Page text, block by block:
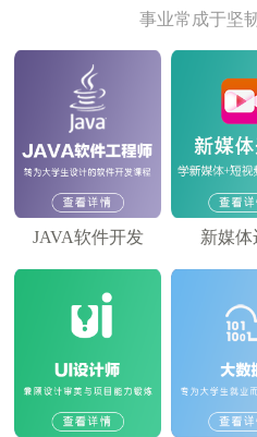
事业常成于坚
JAVA软件开发 新媒体